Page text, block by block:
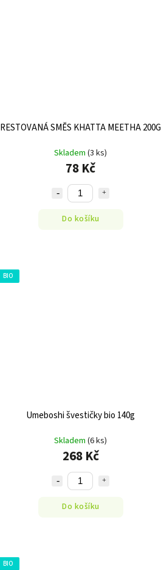
RESTOVANÁ SMĚS KHATTA MEETHA 200G
Skladem(3 ks)
78 Kč
Do košíku
BIO
Umeboshi švestičky bio 140g
Skladem(6 ks)
268 Kč
Do košíku
BIO